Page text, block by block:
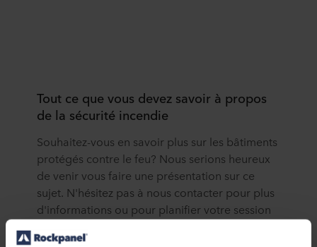
Tout ce que vous devez savoir à propos
de la sécurité incendie
Souhaitez-vous en savoir plus sur les bâtiments
protégés contre le feu? Nous serions heureux
de venir vous faire une présentation sur ce
sujet. N'hésitez pas à nous contacter pour plus
d'informations ou pour planifier votre session